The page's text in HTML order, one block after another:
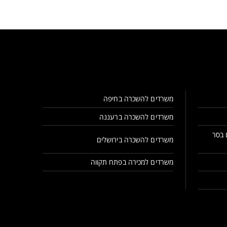
משרדים להשכרה בחיפה
משרדים להשכרה ברעננה
בסר
משרדים להשכרה בירושלים
משרדים למכירה בפתח תקווה